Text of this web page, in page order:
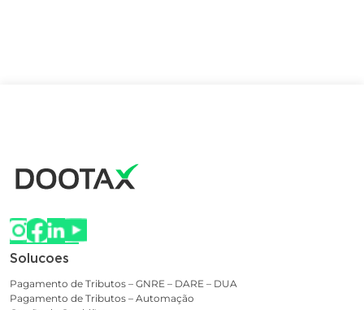
Solucoes
Pagamento de Tributos – GNRE – DARE – DUA
Pagamento de Tributos – Automação